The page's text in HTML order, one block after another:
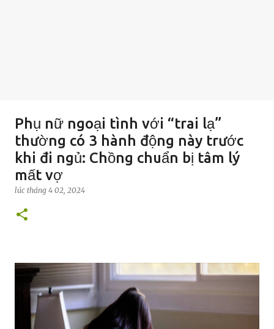
Phụ nữ ngoại tình với “trai lạ”
thường có 3 hành động này trước
khi đi ngủ: Chồng chuẩn bị tâm lý
mất vợ
lúc tháng 4 02, 2024